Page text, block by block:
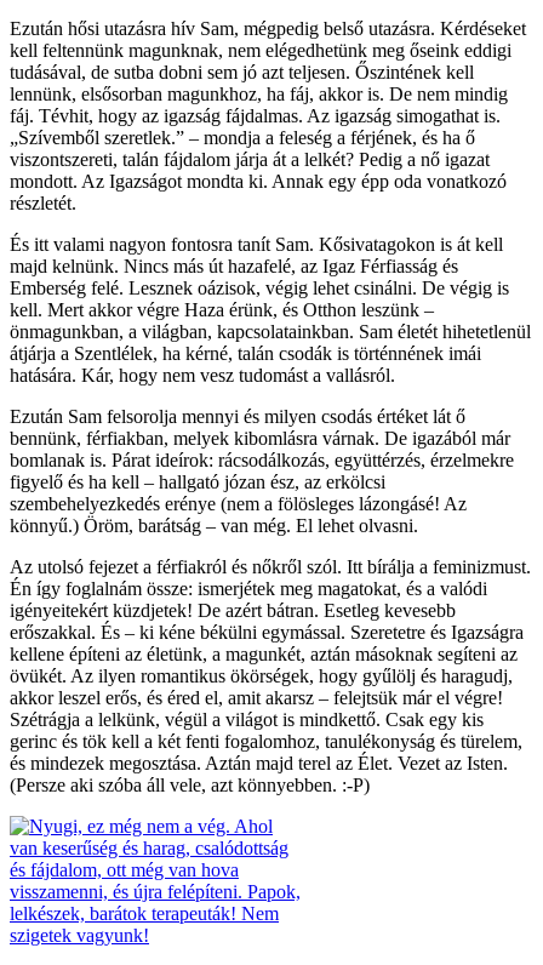
Ezután hősi utazásra hív Sam, mégpedig belső utazásra. Kérdéseket
kell feltennünk magunknak, nem elégedhetünk meg őseink eddigi
tudásával, de sutba dobni sem jó azt teljesen. Őszintének kell
lennünk, elsősorban magunkhoz, ha fáj, akkor is. De nem mindig
fáj. Tévhit, hogy az igazság fájdalmas. Az igazság simogathat is.
„Szívemből szeretlek.” – mondja a feleség a férjének, és ha ő
viszontszereti, talán fájdalom járja át a lelkét? Pedig a nő igazat
mondott. Az Igazságot mondta ki. Annak egy épp oda vonatkozó
részletét.
És itt valami nagyon fontosra tanít Sam. Kősivatagokon is át kell
majd kelnünk. Nincs más út hazafelé, az Igaz Férfiasság és
Emberség felé. Lesznek oázisok, végig lehet csinálni. De végig is
kell. Mert akkor végre Haza érünk, és Otthon leszünk –
önmagunkban, a világban, kapcsolatainkban. Sam életét hihetetlenül
átjárja a Szentlélek, ha kérné, talán csodák is történnének imái
hatására. Kár, hogy nem vesz tudomást a vallásról.
Ezután Sam felsorolja mennyi és milyen csodás értéket lát ő
bennünk, férfiakban, melyek kibomlásra várnak. De igazából már
bomlanak is. Párat ideírok: rácsodálkozás, együttérzés, érzelmekre
figyelő és ha kell – hallgató józan ész, az erkölcsi
szembehelyezkedés erénye (nem a fölösleges lázongásé! Az
könnyű.) Öröm, barátság – van még. El lehet olvasni.
Az utolsó fejezet a férfiakról és nőkről szól. Itt bírálja a feminizmust.
Én így foglalnám össze: ismerjétek meg magatokat, és a valódi
igényeitekért küzdjetek! De azért bátran. Esetleg kevesebb
erőszakkal. És – ki kéne békülni egymással. Szeretetre és Igazságra
kellene építeni az életünk, a magunkét, aztán másoknak segíteni az
övükét. Az ilyen romantikus ökörségek, hogy gyűlölj és haragudj,
akkor leszel erős, és éred el, amit akarsz – felejtsük már el végre!
Szétrágja a lelkünk, végül a világot is mindkettő. Csak egy kis
gerinc és tök kell a két fenti fogalomhoz, tanulékonyság és türelem,
és mindezek megosztása. Aztán majd terel az Élet. Vezet az Isten.
(Persze aki szóba áll vele, azt könnyebben. :-P)